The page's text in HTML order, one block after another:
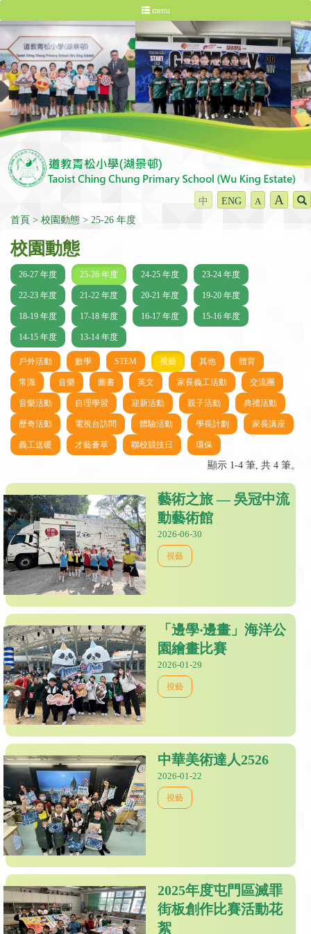
menu
中 ENG A A
首頁 校園動態 25-26 年度
校園動態
26-27 年度 25-26 年度 24-25 年度 23-24 年度
22-23 年度 21-22 年度 20-21 年度 19-20 年度
18-19 年度 17-18 年度 16-17 年度 15-16 年度
14-15 年度 13-14 年度
戶外活動 數學 STEM 視藝 其他 體育
常識 音樂 圖書 英文 家長義工活動 交流團
音樂活動 自理學習 迎新活動 親子活動 典禮活動
歷奇活動 電視台訪問 體驗活動 學長計劃 家長講座
義工送暖 才藝薈萃 聯校競技日 環保
顯示 1-4 筆, 共 4 筆。
藝術之旅 — 吳冠中流
動藝術館
2026-06-30
視藝
「邊學‧邊畫」海洋公
園繪畫比賽
2026-01-29
視藝
中華美術達人2526
2026-01-22
視藝
2025年度屯門區滅罪
街板創作比賽活動花
絮